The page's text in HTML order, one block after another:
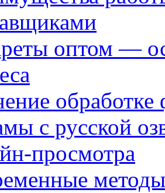
оптом —
с русской
просмотра